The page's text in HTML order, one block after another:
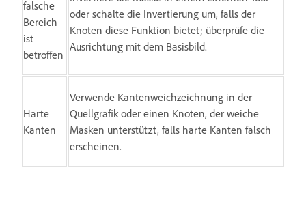
falsche
Bereich
ist
betroffen
oder schalte die Invertierung um, falls der
Knoten diese Funktion bietet; überprüfe die
Ausrichtung mit dem Basisbild.
Harte
Kanten
Verwende Kantenweichzeichnung in der
Quellgrafik oder einen Knoten, der weiche
Masken unterstützt, falls harte Kanten falsch
erscheinen.